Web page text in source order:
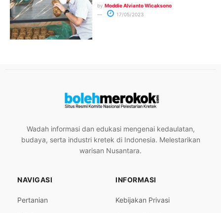
by Moddie Alvianto Wicaksono
17/05/2023
Wadah informasi dan edukasi mengenai kedaulatan,
budaya, serta industri kretek di Indonesia. Melestarikan
warisan Nusantara.
NAVIGASI
Pertanian
INFORMASI
Kebijakan Privasi